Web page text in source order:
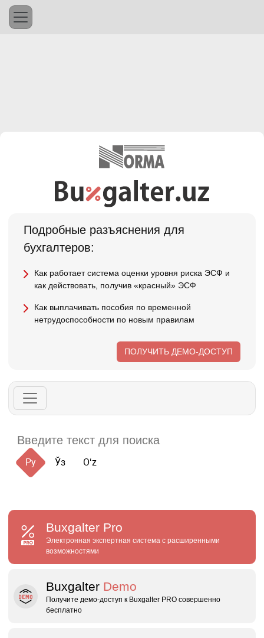
Подробные разъяснения для
бухгалтеров:
Как работает система оценки уровня риска ЭСФ и
как действовать, получив «красный» ЭСФ
Как выплачивать пособия по временной
нетрудоспособности по новым правилам
ПОЛУЧИТЬ ДЕМО-ДОСТУП
Ру Ўз Oʻz
Buxgalter Pro
Электронная экспертная система с расширенными
возможностями
Buxgalter Demo
Получите демо‑доступ к Buxgalter PRO совершенно
бесплатно